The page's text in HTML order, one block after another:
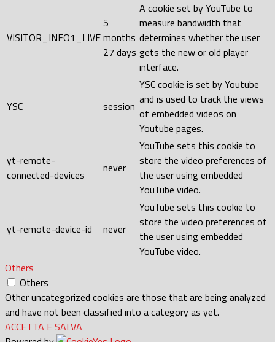
VISITOR_INFO1_LIVE
5
months
27 days
A cookie set by YouTube to
measure bandwidth that
determines whether the user
gets the new or old player
interface.
YSC session
YSC cookie is set by Youtube
and is used to track the views
of embedded videos on
Youtube pages.
yt-remote-
connected-devices
never
YouTube sets this cookie to
store the video preferences of
the user using embedded
YouTube video.
yt-remote-device-id never
YouTube sets this cookie to
store the video preferences of
the user using embedded
YouTube video.
Others
Others
Other uncategorized cookies are those that are being analyzed
and have not been classified into a category as yet.
ACCETTA E SALVA